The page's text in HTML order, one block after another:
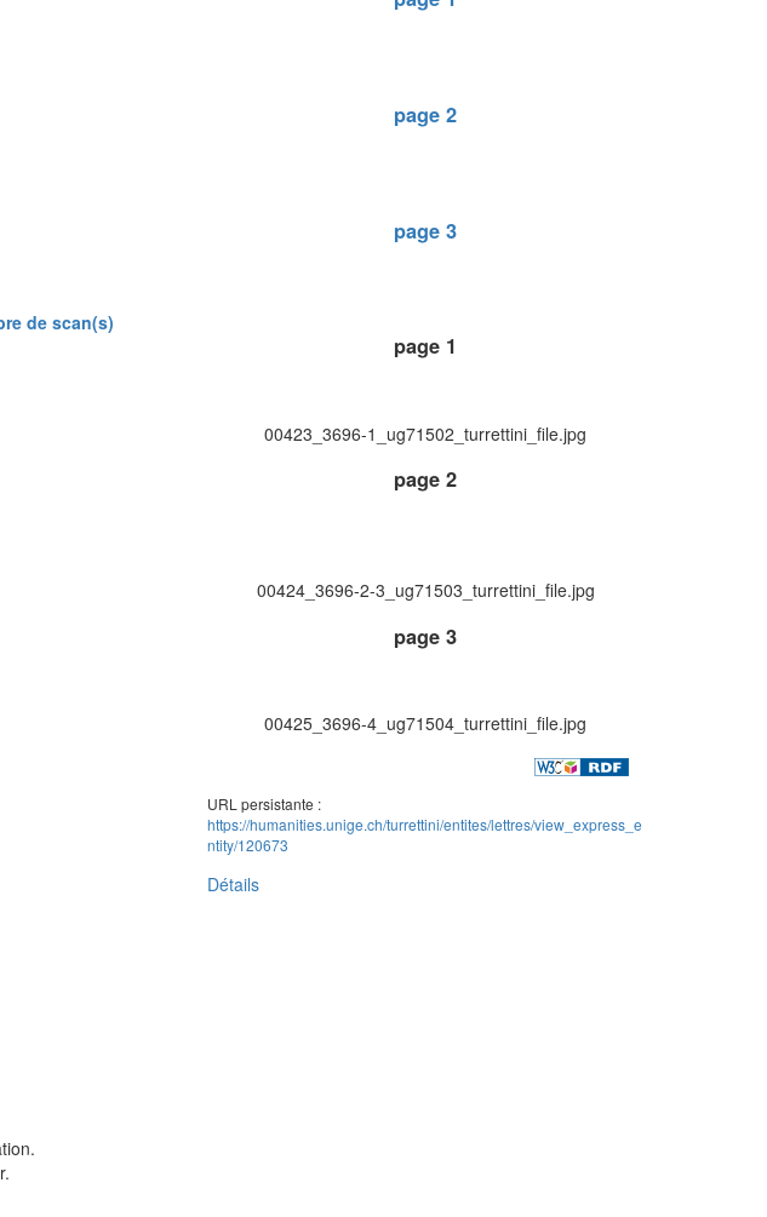
de scan(s)
page 2
page 3
page 1
00423_3696-1_ug71502_turrettini_file.jpg
page 2
00424_3696-2-3_ug71503_turrettini_file.jpg
page 3
00425_3696-4_ug71504_turrettini_file.jpg
URL persistante :
https://humanities.unige.ch/turrettini/entites/lettres/view_express_e
ntity/120673
Détails